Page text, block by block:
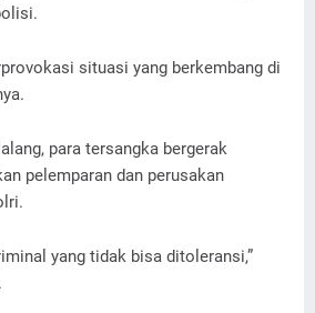
situasi yang berkembang di
para tersangka bergerak
pelemparan dan perusakan
yang tidak bisa ditoleransi,”